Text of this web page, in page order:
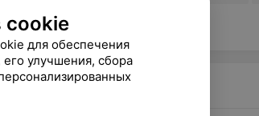
на Немиге
cookie
для обеспечения
его улучшения, сбора